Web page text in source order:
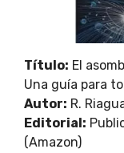
Título: El
Una guía para
Autor: R.
Editorial:
(Amazon)